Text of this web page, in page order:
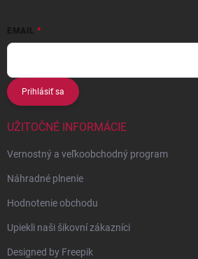
EMAIL
Prihlásiť sa
UŽITOČNÉ INFORMÁCIE
Vernostný a veľkoobchodný program
Náhradné plnenie
Hodnotenie obchodu
Upiekli naši šikovní zákazníci
Designed by Freepik